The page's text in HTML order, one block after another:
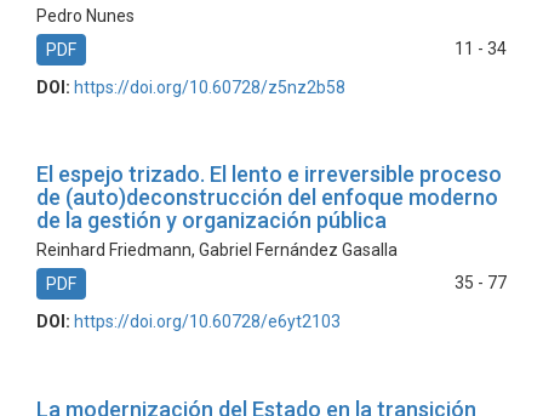
Pedro Nunes
11 - 34
PDF
DOI: https://doi.org/10.60728/z5nz2b58
El espejo trizado. El lento e irreversible proceso
de (auto)deconstrucción del enfoque moderno
de la gestión y organización pública
Reinhard Friedmann, Gabriel Fernández Gasalla
35 - 77
PDF
DOI: https://doi.org/10.60728/e6yt2103
La modernización del Estado en la transición